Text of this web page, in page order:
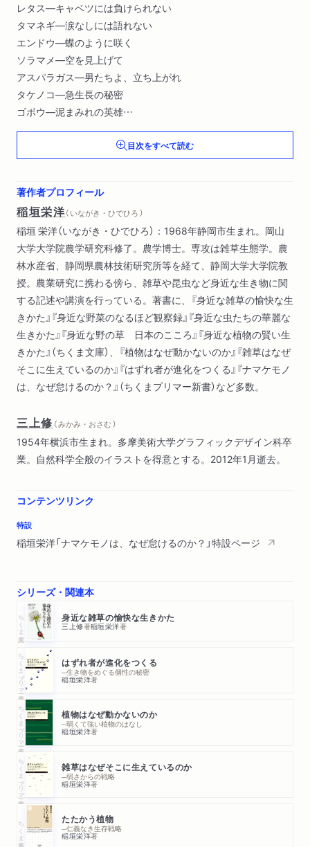
レタス―キャベツには負けられない
タマネギ―涙なしには語れない
エンドウ―蝶のように咲く
ソラマメ―空を見上げて
アスパラガス―男たちよ、立ち上がれ
タケノコ―急生長の秘密
ゴボウ―泥まみれの英雄
カボチャ―能ある瓜は爪を隠す
シソ―鮮やかに蘇れ〔ほか〕目次をすべて読む
著作者プロフィール
稲垣栄洋（ いながき・ひでひろ ）
稲垣 栄洋（いながき・ひでひろ）：1968年静岡市生まれ。岡山
大学大学院農学研究科修了。農学博士。専攻は雑草生態学。農
林水産省、静岡県農林技術研究所等を経て、静岡大学大学院教
授。農業研究に携わる傍ら、雑草や昆虫など身近な生き物に関
する記述や講演を行っている。著書に、『身近な雑草の愉快な生
きかた』『身近な野菜のなるほど観察録』『身近な虫たちの華麗な
生きかた』『身近な野の草 日本のこころ』『身近な植物の賢い生
きかた』（ちくま文庫）、『植物はなぜ動かないのか』『雑草はなぜ
そこに生えているのか』『はずれ者が進化をつくる』『ナマケモノ
は、なぜ怠けるのか？』（ちくまプリマー新書）など多数。
三上修 （ みかみ・おさむ ）
1954年横浜市生まれ。多摩美術大学グラフィックデザイン科卒
業。自然科学全般のイラストを得意とする。2012年1月逝去。
コンテンツリンク
特設
稲垣栄洋「ナマケモノは、なぜ怠けるのか？」特設ページ
シリーズ・関連本
ちくま文庫 身近な雑草の愉快な生きかた
三上修著稲垣栄洋著
ちくまプリマー新書 はずれ者が進化をつくる
─生き物をめぐる個性の秘密
稲垣栄洋著
ちくまプリマー新書 植物はなぜ動かないのか
─弱くて強い植物のはなし
稲垣栄洋著
ちくまプリマー新書 雑草はなぜそこに生えているのか
─弱さからの戦略
稲垣栄洋著
ちくま新書 たたかう植物
─仁義なき生存戦略
稲垣栄洋著